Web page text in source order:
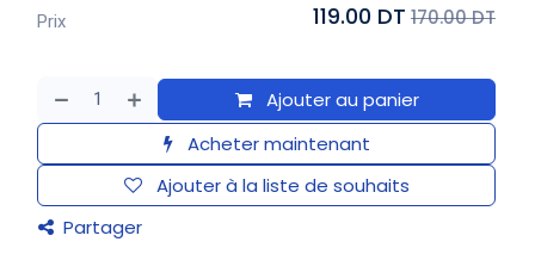
Ajouter au panier
Acheter maintenant
Ajouter à la liste de souhaits
Partager
Prix 119.00 DT 170.00 DT